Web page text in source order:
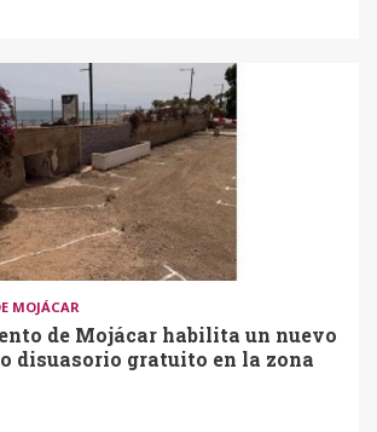
MOJÁCAR
de Mojácar habilita un nuevo
disuasorio gratuito en la zona